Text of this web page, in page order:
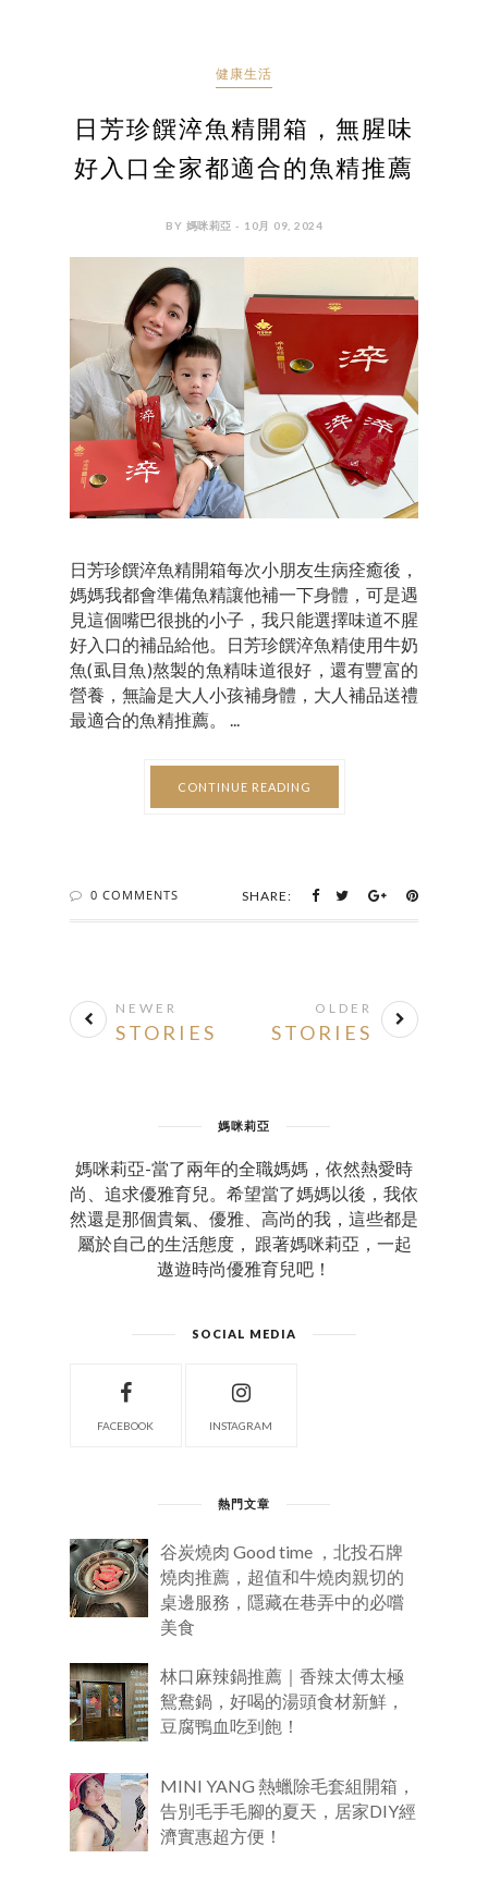
健康生活
日芳珍饌淬魚精開箱，無腥味
好入口全家都適合的魚精推薦
BY 媽咪莉亞 - 10月 09, 2024
日芳珍饌淬魚精開箱每次小朋友生病痊癒後，
媽媽我都會準備魚精讓他補一下身體，可是遇
見這個嘴巴很挑的小子，我只能選擇味道不腥
好入口的補品給他。日芳珍饌淬魚精使用牛奶
魚(虱目魚)熬製的魚精味道很好，還有豐富的
營養，無論是大人小孩補身體，大人補品送禮
最適合的魚精推薦。 ...
CONTINUE READING
0 COMMENTS SHARE:
NEWER
STORIES
OLDER
STORIES
媽咪莉亞
媽咪莉亞-當了兩年的全職媽媽，依然熱愛時
尚、追求優雅育兒。希望當了媽媽以後，我依
然還是那個貴氣、優雅、高尚的我，這些都是
屬於自己的生活態度， 跟著媽咪莉亞，一起
遨遊時尚優雅育兒吧！
SOCIAL MEDIA
FACEBOOK INSTAGRAM
熱門文章
谷炭燒肉 Good time ，北投石牌
燒肉推薦，超值和牛燒肉親切的
桌邊服務，隱藏在巷弄中的必嚐
美食
林口麻辣鍋推薦｜香辣太傅太極
鴛鴦鍋，好喝的湯頭食材新鮮，
豆腐鴨血吃到飽！
MINI YANG 熱蠟除毛套組開箱，
告別毛手毛腳的夏天，居家DIY經
濟實惠超方便！